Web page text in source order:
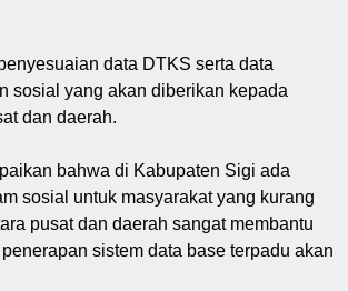
data DTKS serta data
sosial yang akan diberikan kepada
dan daerah.
bahwa di Kabupaten Sigi ada
sosial untuk masyarakat yang kurang
pusat dan daerah sangat membantu
sistem data base terpadu akan